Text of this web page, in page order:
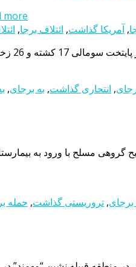
, آمریکا گذاشت, ائتلاف برجا,
هتلی در پایتخت سومالی 17 کشته و 26 زخمی برجای گذاشت
, انتحاری گذاشت, به برجای,
60 زخمی برجای گذاشتامروز صبح گروهی
, تروریستی گذاشت, حمله